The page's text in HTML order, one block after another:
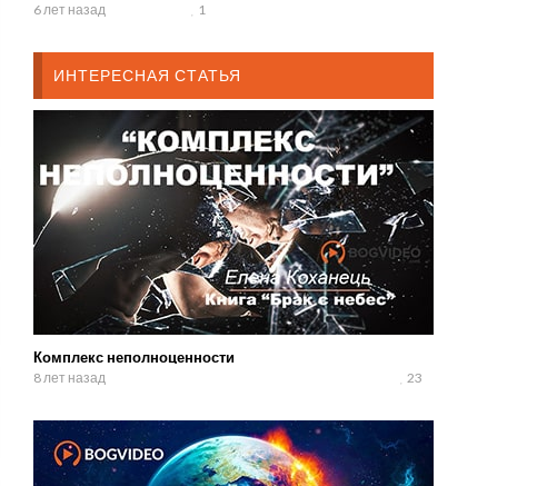
6 лет назад 1
ИНТЕРЕСНАЯ СТАТЬЯ
Комплекс неполноценности
8 лет назад 23